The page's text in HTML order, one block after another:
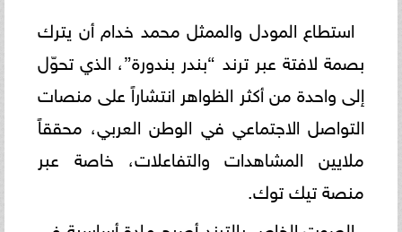
استطاع المودل والممثل محمد خدام أن يترك
بصمة لافتة عبر ترند “بندر بندورة”، الذي تحوّل
إلى واحدة من أكثر الظواهر انتشاراً على منصات
التواصل الاجتماعي في الوطن العربي، محققاً
ملايين المشاهدات والتفاعلات، خاصة عبر
منصة تيك توك.